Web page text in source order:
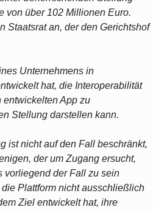
von über 102 Millionen Euro.
Staatsrat an, der den Gerichtshof
Unternehmens in
hat, die Interoperabilität
entwickelten App zu
Stellung darstellen kann.
ist nicht auf den Fall beschränkt,
der um Zugang ersucht,
vorliegend der Fall zu sein
Plattform nicht ausschließlich
Ziel entwickelt hat, ihre